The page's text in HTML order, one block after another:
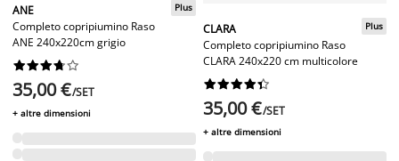
ANE
Completo copripiumino Raso
ANE 240x220cm grigio
Plus






35,00 €/SET
+ altre dimensioni
CLARA
Completo copripiumino Raso
CLARA 240x220 cm multicolore
Plus






35,00 €/SET
+ altre dimensioni